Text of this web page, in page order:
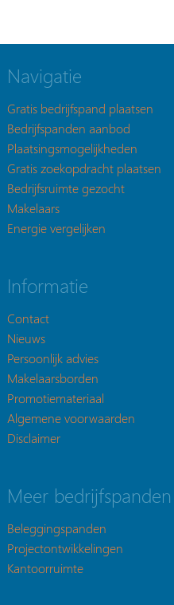
Navigatie
Gratis bedrijfspand plaatsen
Bedrijfspanden aanbod
Plaatsingsmogelijkheden
Gratis zoekopdracht plaatsen
Bedrijfsruimte gezocht
Makelaars
Energie vergelijken
Informatie
Contact
Nieuws
Persoonlijk advies
Makelaarsborden
Promotiemateriaal
Algemene voorwaarden
Disclaimer
Meer bedrijfspanden
Beleggingspanden
Projectontwikkelingen
Kantoorruimte